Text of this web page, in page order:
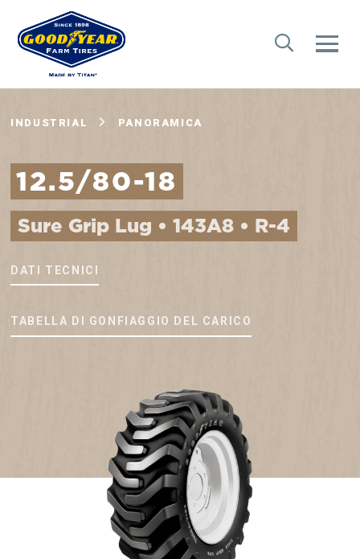
INDUSTRIAL PANORAMICA
12.5/80-18
Sure Grip Lug • 143A8 • R-4
DATI TECNICI
TABELLA DI GONFIAGGIO DEL CARICO